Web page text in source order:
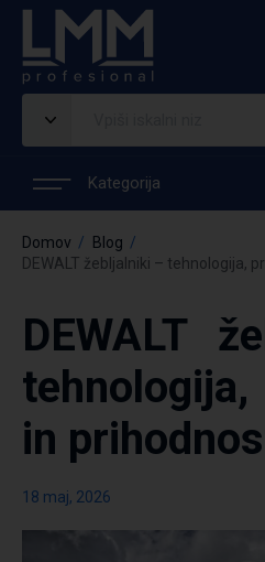
Kategorija
Domov
Blog
DEWALT žebljalniki – tehnologija,
DEWALT
in
18 maj, 2026